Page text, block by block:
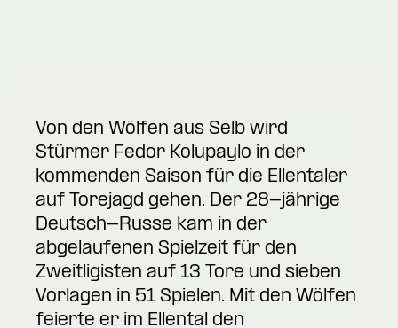
Von den Wölfen aus Selb wird
Stürmer Fedor Kolupaylo in der
kommenden Saison für die Ellentaler
auf Torejagd gehen. Der 28-jährige
Deutsch-Russe kam in der
abgelaufenen Spielzeit für den
Zweitligisten auf 13 Tore und sieben
Vorlagen in 51 Spielen. Mit den Wölfen
feierte er im Ellental den